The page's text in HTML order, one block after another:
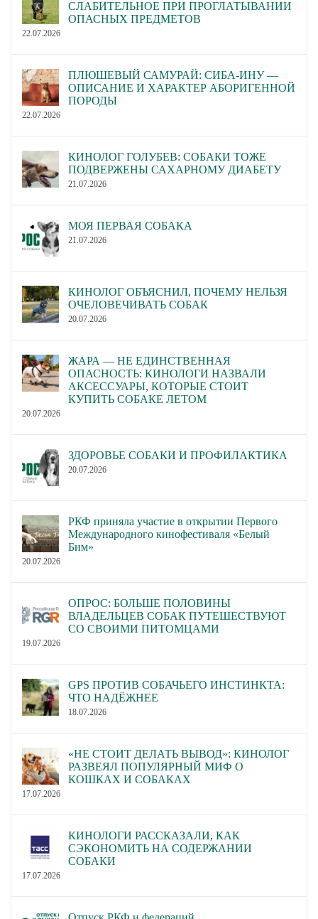
СЛАБИТЕЛЬНОЕ ПРИ ПРОГЛАТЫВАНИИ
ОПАСНЫХ ПРЕДМЕТОВ
22.07.2026
ПЛЮШЕВЫЙ САМУРАЙ: СИБА-ИНУ —
ОПИСАНИЕ И ХАРАКТЕР АБОРИГЕННОЙ
ПОРОДЫ
22.07.2026
КИНОЛОГ ГОЛУБЕВ: СОБАКИ ТОЖЕ
ПОДВЕРЖЕНЫ САХАРНОМУ ДИАБЕТУ
21.07.2026
МОЯ ПЕРВАЯ СОБАКА
21.07.2026
КИНОЛОГ ОБЪЯСНИЛ, ПОЧЕМУ НЕЛЬЗЯ
ОЧЕЛОВЕЧИВАТЬ СОБАК
20.07.2026
ЖАРА — НЕ ЕДИНСТВЕННАЯ
ОПАСНОСТЬ: КИНОЛОГИ НАЗВАЛИ
АКСЕССУАРЫ, КОТОРЫЕ СТОИТ
КУПИТЬ СОБАКЕ ЛЕТОМ
20.07.2026
ЗДОРОВЬЕ СОБАКИ И ПРОФИЛАКТИКА
20.07.2026
РКФ приняла участие в открытии Первого
Международного кинофестиваля «Белый
Бим»
20.07.2026
ОПРОС: БОЛЬШЕ ПОЛОВИНЫ
ВЛАДЕЛЬЦЕВ СОБАК ПУТЕШЕСТВУЮТ
СО СВОИМИ ПИТОМЦАМИ
19.07.2026
GPS ПРОТИВ СОБАЧЬЕГО ИНСТИНКТА:
ЧТО НАДЁЖНЕЕ
18.07.2026
«НЕ СТОИТ ДЕЛАТЬ ВЫВОД»: КИНОЛОГ
РАЗВЕЯЛ ПОПУЛЯРНЫЙ МИФ О
КОШКАХ И СОБАКАХ
17.07.2026
КИНОЛОГИ РАССКАЗАЛИ, КАК
СЭКОНОМИТЬ НА СОДЕРЖАНИИ
СОБАКИ
17.07.2026